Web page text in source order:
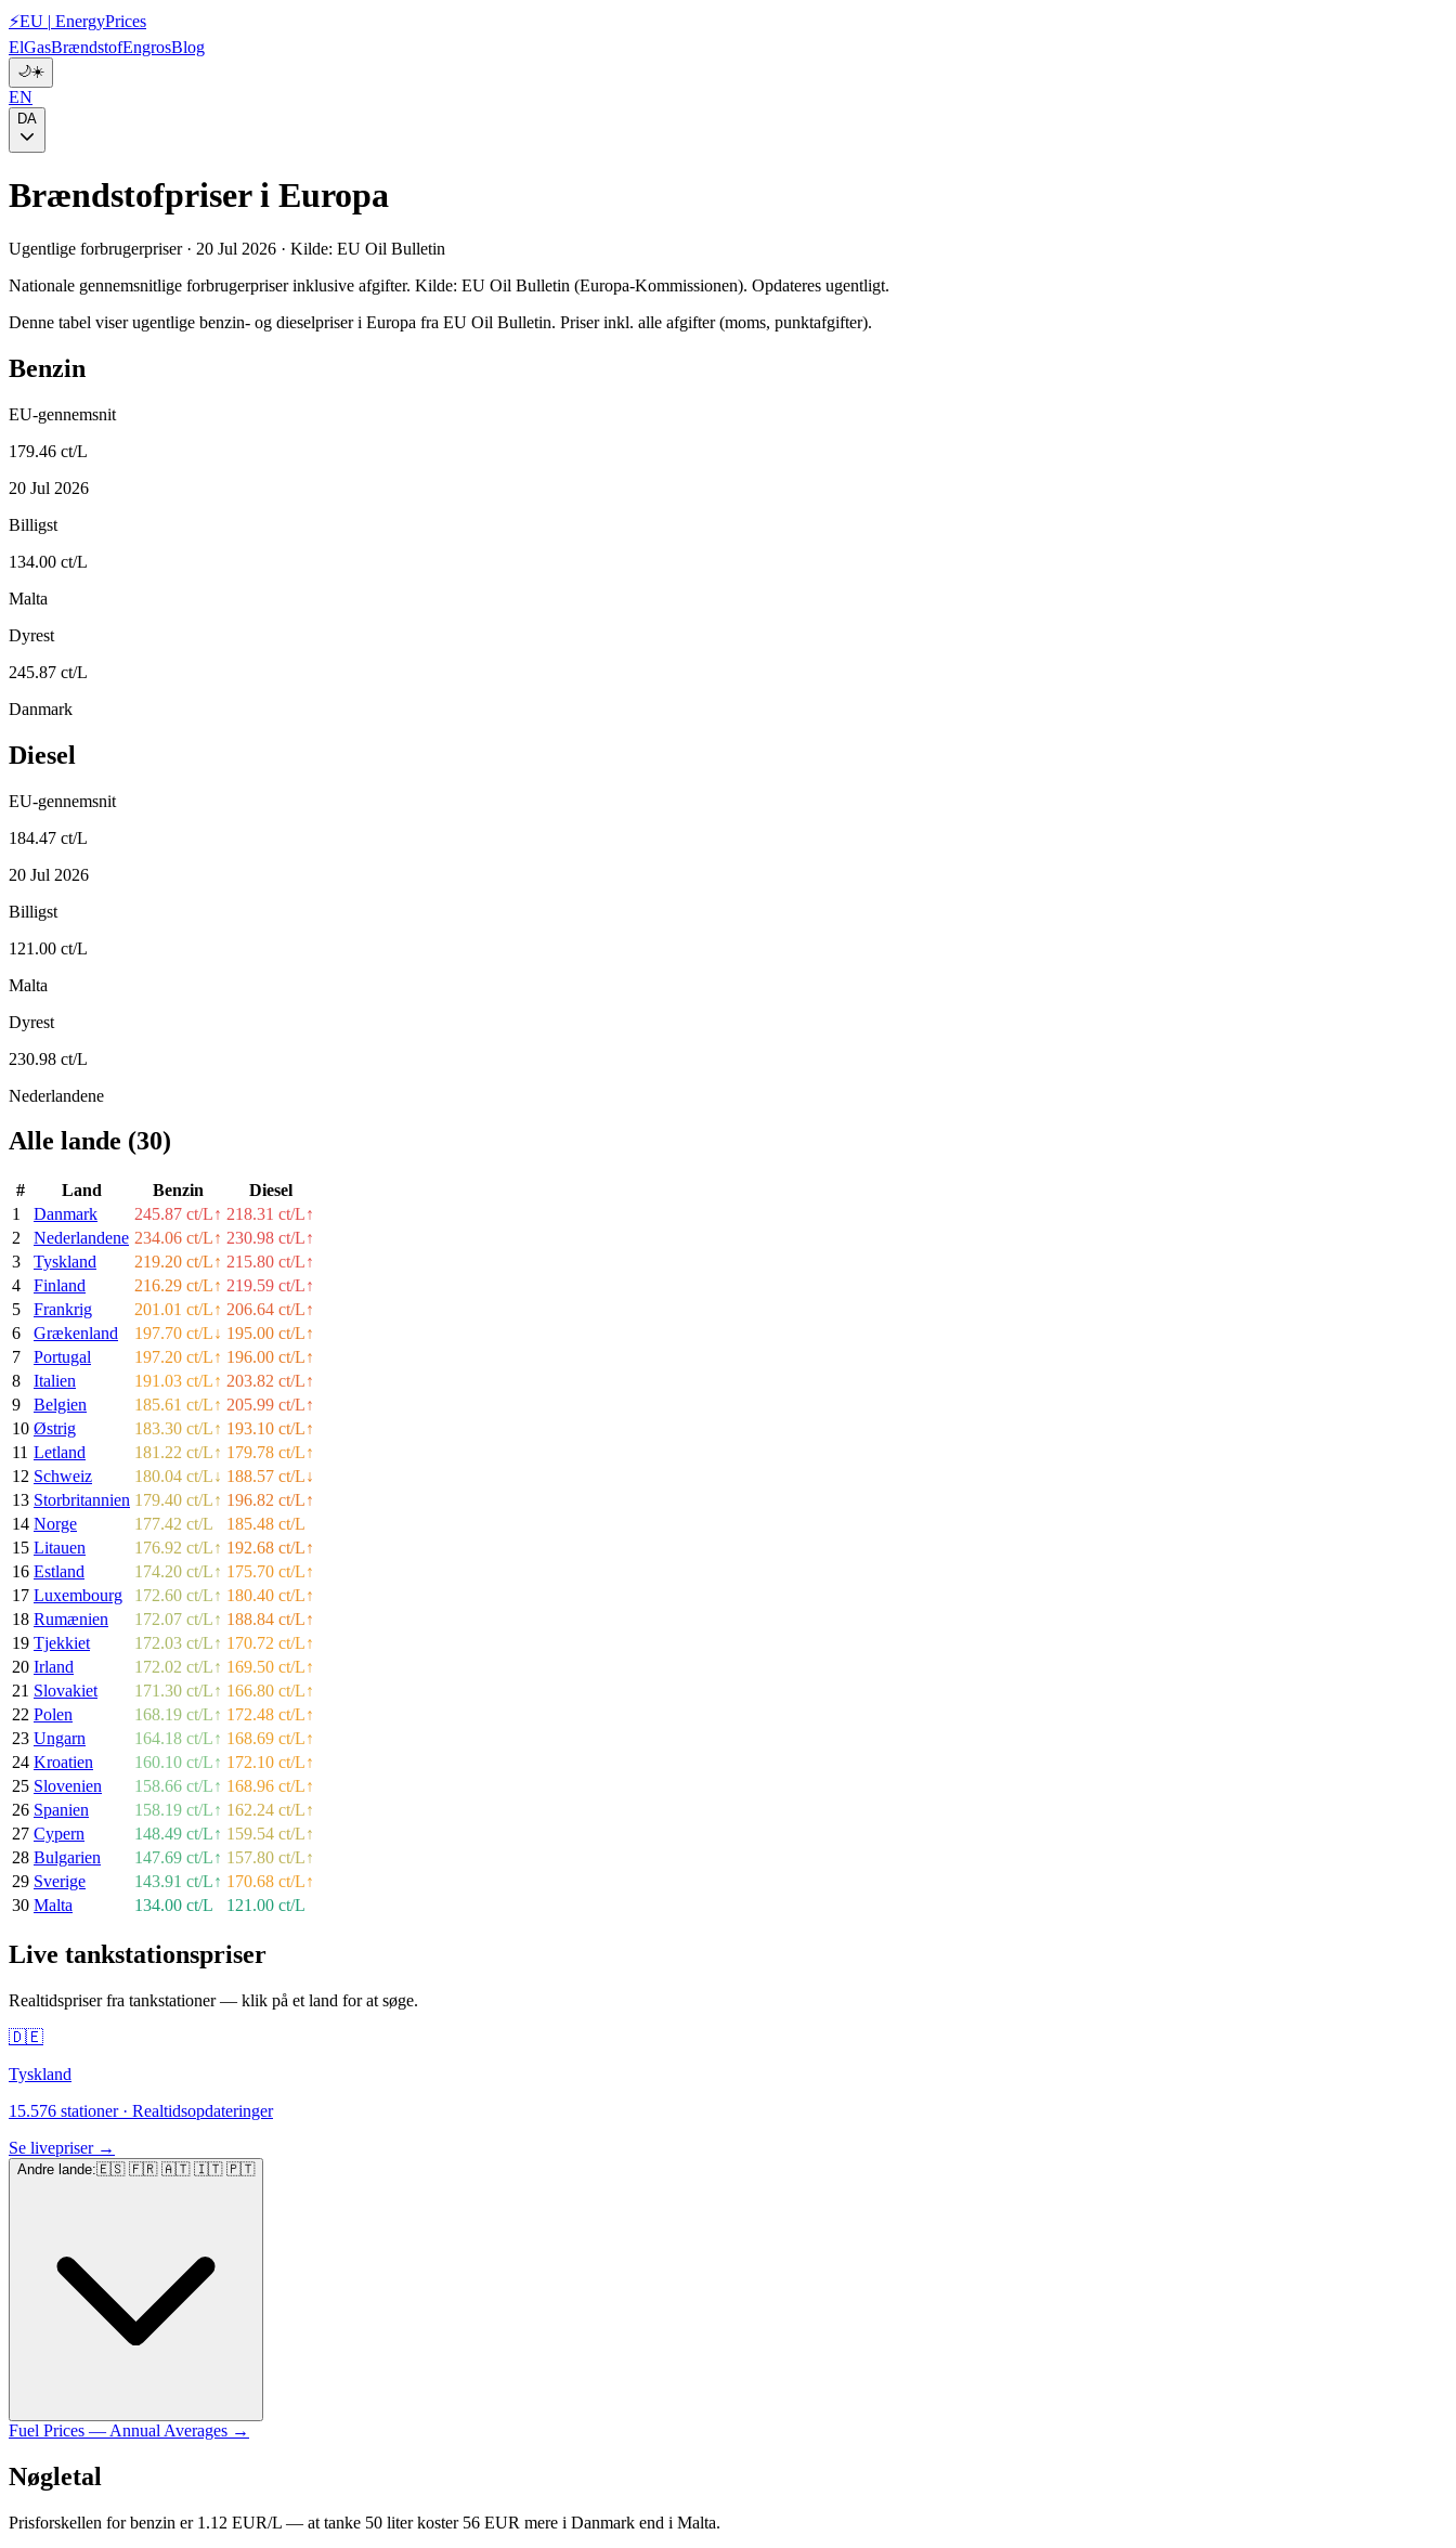
⚡EU | EnergyPrices
ElGasBrændstofEngrosBlog
🌙☀️
EN
DA
Brændstofpriser i Europa
Ugentlige forbrugerpriser · 20 Jul 2026 · Kilde: EU Oil Bulletin
Nationale gennemsnitlige forbrugerpriser inklusive afgifter. Kilde: EU Oil Bulletin (Europa-Kommissionen). Opdateres ugentligt.
Denne tabel viser ugentlige benzin- og dieselpriser i Europa fra EU Oil Bulletin. Priser inkl. alle afgifter (moms, punktafgifter).
Benzin
EU-gennemsnit
179.46 ct/L
20 Jul 2026
Billigst
134.00 ct/L
Malta
Dyrest
245.87 ct/L
Danmark
Diesel
EU-gennemsnit
184.47 ct/L
20 Jul 2026
Billigst
121.00 ct/L
Malta
Dyrest
230.98 ct/L
Nederlandene
Alle lande (30)
# Land Benzin
Diesel
1
Danmark 245.87 ct/L↑ 218.31 ct/L↑
2
Nederlandene 234.06 ct/L↑ 230.98 ct/L↑
3
Tyskland 219.20 ct/L↑ 215.80 ct/L↑
4
Finland 216.29 ct/L↑ 219.59 ct/L↑
5
Frankrig 201.01 ct/L↑ 206.64 ct/L↑
6
Grækenland 197.70 ct/L↓ 195.00 ct/L↑
7
Portugal 197.20 ct/L↑ 196.00 ct/L↑
8
Italien 191.03 ct/L↑ 203.82 ct/L↑
9
Belgien 185.61 ct/L↑ 205.99 ct/L↑
10 Østrig 183.30 ct/L↑ 193.10 ct/L↑
11 Letland 181.22 ct/L↑ 179.78 ct/L↑
12 Schweiz 180.04 ct/L↓ 188.57 ct/L↓
13 Storbritannien 179.40 ct/L↑ 196.82 ct/L↑
14 Norge 177.42 ct/L
185.48 ct/L
15 Litauen 176.92 ct/L↑ 192.68 ct/L↑
16 Estland 174.20 ct/L↑ 175.70 ct/L↑
17 Luxembourg 172.60 ct/L↑ 180.40 ct/L↑
18 Rumænien 172.07 ct/L↑ 188.84 ct/L↑
19 Tjekkiet 172.03 ct/L↑ 170.72 ct/L↑
20 Irland 172.02 ct/L↑ 169.50 ct/L↑
21 Slovakiet 171.30 ct/L↑ 166.80 ct/L↑
22 Polen 168.19 ct/L↑ 172.48 ct/L↑
23 Ungarn 164.18 ct/L↑ 168.69 ct/L↑
24 Kroatien 160.10 ct/L↑ 172.10 ct/L↑
25 Slovenien 158.66 ct/L↑ 168.96 ct/L↑
26 Spanien 158.19 ct/L↑ 162.24 ct/L↑
27 Cypern 148.49 ct/L↑ 159.54 ct/L↑
28 Bulgarien 147.69 ct/L↑ 157.80 ct/L↑
29 Sverige 143.91 ct/L↑ 170.68 ct/L↑
30 Malta 134.00 ct/L 121.00 ct/L
Live tankstationspriser
Realtidspriser fra tankstationer — klik på et land for at søge.
🇩🇪
Tyskland
15.576 stationer· Realtidsopdateringer
Se livepriser→
Andre lande:🇪🇸 🇫🇷 🇦🇹 🇮🇹 🇵🇹
Fuel Prices — Annual Averages →
Nøgletal
Prisforskellen for benzin er 1.12 EUR/L — at tanke 50 liter koster 56 EUR mere i Danmark end i Malta.